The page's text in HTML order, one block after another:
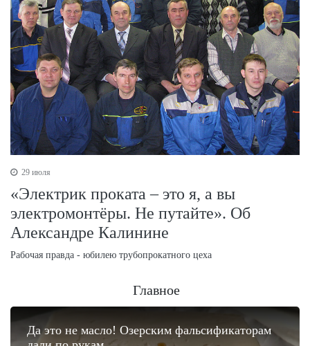
29 июля
«Электрик проката – это я, а вы
электромонтёры. Не путайте». Об
Александре Калинине
Рабочая правда - юбилею трубопрокатного цеха
Главное
Да это не масло! Озерским фальсификаторам